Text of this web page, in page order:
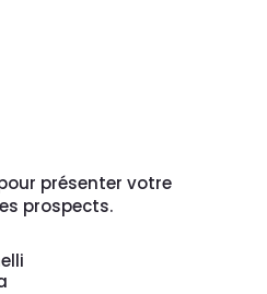
présenter votre
prospects.